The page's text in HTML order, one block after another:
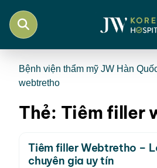
Bệnh viện thẩm mỹ JW Hàn
webtretho
Thẻ: Tiêm filler
Tiêm filler Webtretho –
chuyên gia uy tín